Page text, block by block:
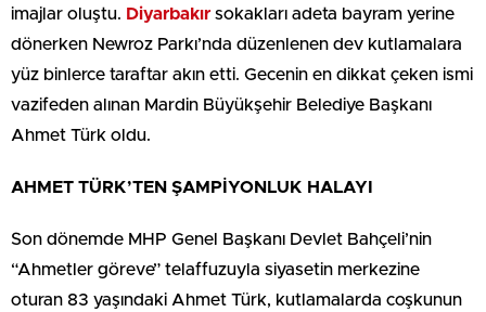
imajlar oluştu. Diyarbakır sokakları adeta bayram yerine
dönerken Newroz Parkı’nda düzenlenen dev kutlamalara
yüz binlerce taraftar akın etti. Gecenin en dikkat çeken ismi
vazifeden alınan Mardin Büyükşehir Belediye Başkanı
Ahmet Türk oldu.
AHMET TÜRK’TEN ŞAMPİYONLUK HALAYI
Son dönemde MHP Genel Başkanı Devlet Bahçeli’nin
“Ahmetler göreve” telaffuzuyla siyasetin merkezine
oturan 83 yaşındaki Ahmet Türk, kutlamalarda coşkunun